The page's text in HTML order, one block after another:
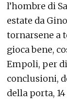
l’hombre di
estate da
tornarsene a
gioca bene,
Empoli, per
conclusioni,
della porta,